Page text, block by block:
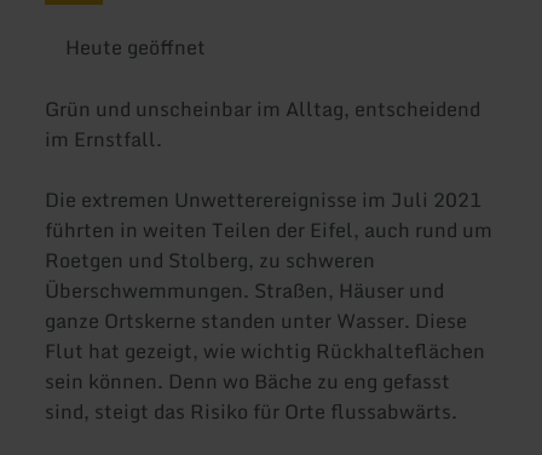
Heute geöffnet
Grün und unscheinbar im Alltag, entscheidend
im Ernstfall.
Die extremen Unwetterereignisse im Juli 2021
führten in weiten Teilen der Eifel, auch rund um
Roetgen und Stolberg, zu schweren
Überschwemmungen. Straßen, Häuser und
ganze Ortskerne standen unter Wasser. Diese
Flut hat gezeigt, wie wichtig Rückhalteflächen
sein können. Denn wo Bäche zu eng gefasst
sind, steigt das Risiko für Orte flussabwärts.